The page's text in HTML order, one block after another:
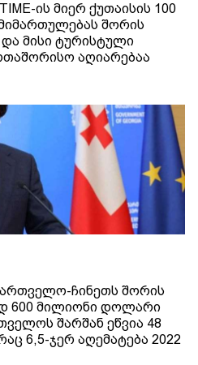
ის მიერ ქუთაისის 100
შორის
მისი ტურისტული
აღიარებაა
ჩინეთს შორის
600 მილიონი დოლარი
შარშან ეწვია 48
6,5-ჯერ აღემატება 2022